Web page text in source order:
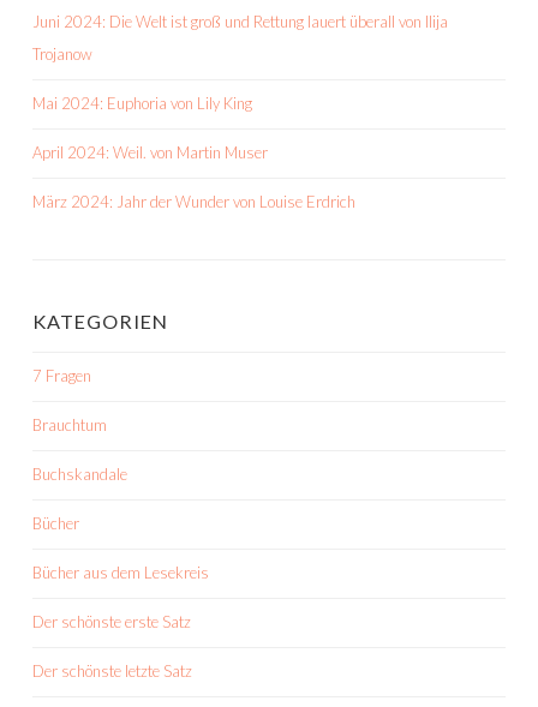
Juni 2024: Die Welt ist groß und Rettung lauert überall von Ilija
Trojanow
Mai 2024: Euphoria von Lily King
April 2024: Weil. von Martin Muser
März 2024: Jahr der Wunder von Louise Erdrich
KATEGORIEN
7 Fragen
Brauchtum
Buchskandale
Bücher
Bücher aus dem Lesekreis
Der schönste erste Satz
Der schönste letzte Satz